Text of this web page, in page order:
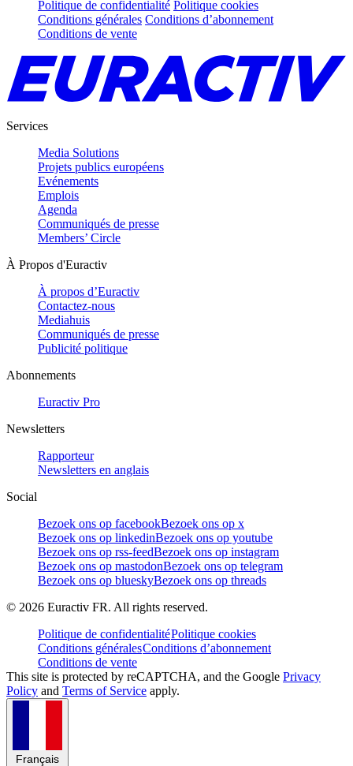
Politique de confidentialité Politique cookies
Conditions générales Conditions d’abonnement
Conditions de vente
Services
Media Solutions
Projets publics européens
Evénements
Emplois
Agenda
Communiqués de presse
Members’ Circle
À Propos d'Euractiv
À propos d’Euractiv
Contactez-nous
Mediahuis
Communiqués de presse
Publicité politique
Abonnements
Euractiv Pro
Newsletters
Rapporteur
Newsletters en anglais
Social
Bezoek ons op facebookBezoek ons op x
Bezoek ons op linkedinBezoek ons op youtube
Bezoek ons op rss-feedBezoek ons op instagram
Bezoek ons op mastodonBezoek ons op telegram
Bezoek ons op blueskyBezoek ons op threads
© 2026 Euractiv FR. All rights reserved.
Politique de confidentialitéPolitique cookies
Conditions généralesConditions d’abonnement
Conditions de vente
This site is protected by reCAPTCHA, and the Google Privacy
Policy and Terms of Service apply.
Français